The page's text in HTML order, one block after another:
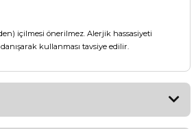
içilmesi önerilmez. Alerjik hassasiyeti
kullanması tavsiye edilir.